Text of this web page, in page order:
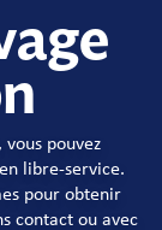
pouvez
libre-service.
pour obtenir
contact ou avec